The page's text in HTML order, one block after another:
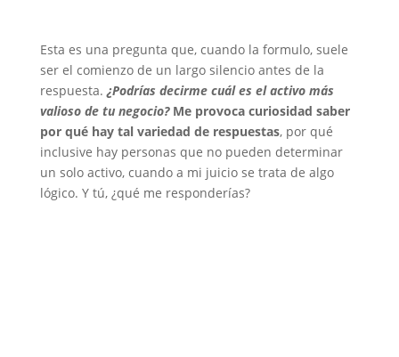
Esta es una pregunta que, cuando la formulo, suele
ser el comienzo de un largo silencio antes de la
respuesta.¿Podrías decirme cuál es el activo más
valioso de tu negocio?Me provoca curiosidad saber
por qué hay tal variedad de respuestas, por qué
inclusive hay personas que no pueden determinar
un solo activo, cuando a mi juicio se trata de algo
lógico. Y tú, ¿qué me responderías?